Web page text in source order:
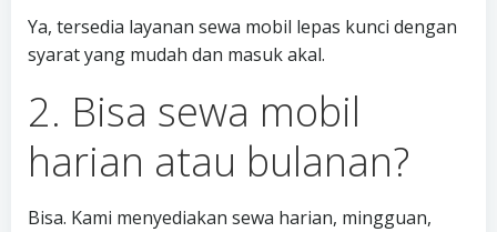
Ya, tersedia layanan sewa mobil lepas kunci dengan
syarat yang mudah dan masuk akal.
2. Bisa sewa mobil
harian atau bulanan?
Bisa. Kami menyediakan sewa harian, mingguan,